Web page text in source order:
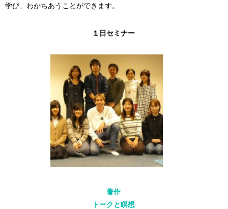
学び、わかちあうことができます。
１日セミナー
著作
トークと瞑想